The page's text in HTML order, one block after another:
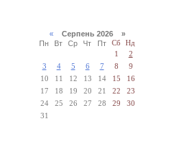
«Серпень 2026 »
Пн
Вт Ср Чт Пт Сб
Нд
1
2
3
4 5 6 7 8
9
10
11 12 13 14 15
16
17
18 19 20 21 22
23
24
25 26 27 28 29
30
31